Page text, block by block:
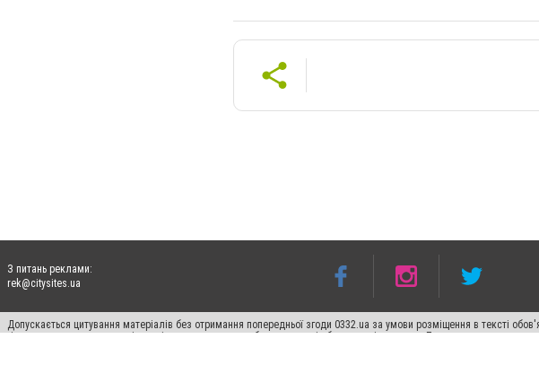
З питань реклами:
rek@citysites.ua
Допускається цитування матеріалів без отримання попередньої згоди 0332.ua за умови розміщення в тексті
гіперпосилання на цитовані статті не нижче другого абзацу в тексті або в якості джерела. Порушення